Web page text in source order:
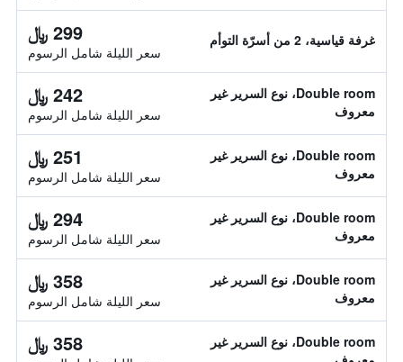
غرفة قياسية، 2 من أسرّة التوأم 299 ﷼
سعر الليلة شامل الرسوم
Double room، نوع السرير غير
معروف
242 ﷼
سعر الليلة شامل الرسوم
Double room، نوع السرير غير
معروف
251 ﷼
سعر الليلة شامل الرسوم
Double room، نوع السرير غير
معروف
294 ﷼
سعر الليلة شامل الرسوم
Double room، نوع السرير غير
معروف
358 ﷼
سعر الليلة شامل الرسوم
Double room، نوع السرير غير
358 ﷼